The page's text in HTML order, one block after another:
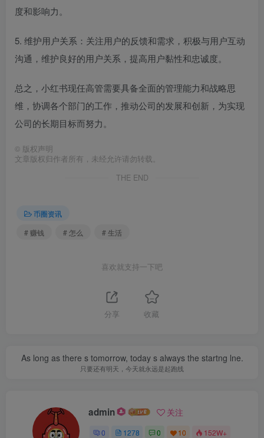
度和影响力。
5. 维护用户关系：关注用户的反馈和需求，积极与用户互动
沟通，维护良好的用户关系，提高用户黏性和忠诚度。
总之，小红书现任高管需要具备全面的管理能力和战略思
维，协调各个部门的工作，推动公司的发展和创新，为实现
公司的长期目标而努力。
© 版权声明
文章版权归作者所有，未经允许请勿转载。
THE END
币圈资讯
# 赚钱
# 怎么 # 生活
喜欢就支持一下吧
分享 收藏
As long as there s tomorrow, today s always the startng lne.
只要还有明天，今天就永远是起跑线
admin 关注
0 1278 0 10 152W+